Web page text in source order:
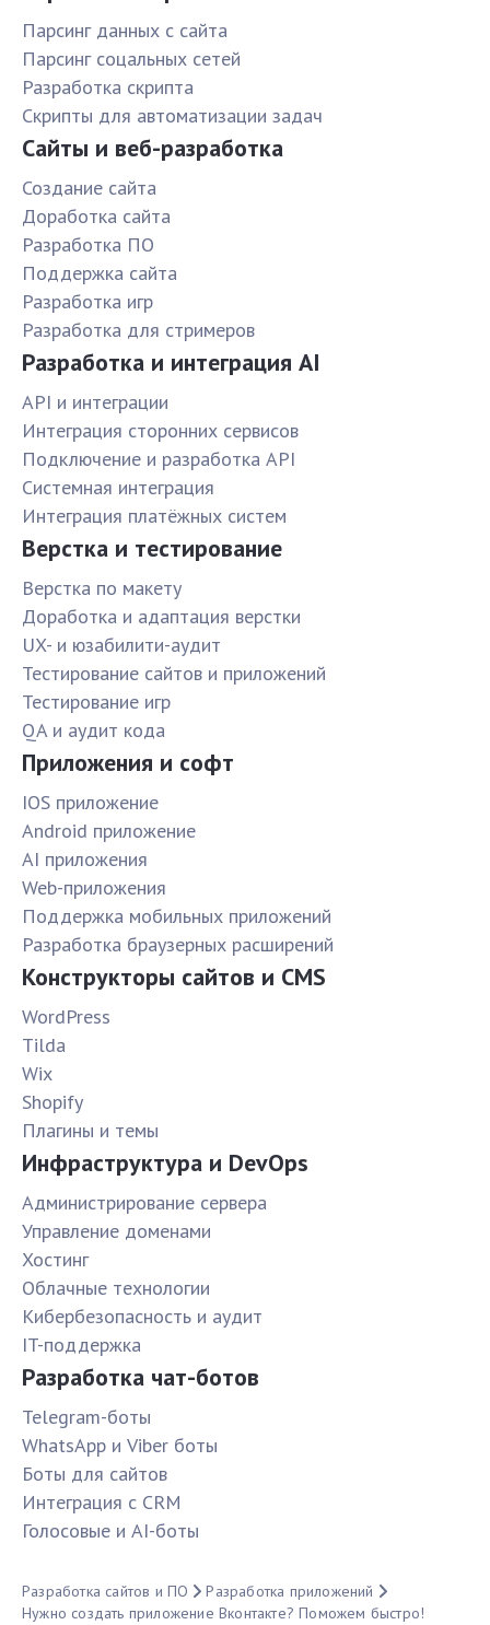
Парсинг данных с сайта
Парсинг соцальных сетей
Разработка скрипта
Скрипты для автоматизации задач
Сайты и веб-разработка
Создание сайта
Доработка сайта
Разработка ПО
Поддержка сайта
Разработка игр
Разработка для стримеров
Разработка и интеграция AI
API и интеграции
Интеграция сторонних сервисов
Подключение и разработка API
Системная интеграция
Интеграция платёжных систем
Верстка и тестирование
Верстка по макету
Доработка и адаптация верстки
UX- и юзабилити-аудит
Тестирование сайтов и приложений
Тестирование игр
QA и аудит кода
Приложения и софт
IOS приложение
Android приложение
AI приложения
Web-приложения
Поддержка мобильных приложений
Разработка браузерных расширений
Конструкторы сайтов и CMS
WordPress
Tilda
Wix
Shopify
Плагины и темы
Инфраструктура и DevOps
Администрирование сервера
Управление доменами
Хостинг
Облачные технологии
Кибербезопасность и аудит
IT-поддержка
Разработка чат-ботов
Telegram-боты
WhatsApp и Viber боты
Боты для сайтов
Интеграция с CRM
Голосовые и AI-боты
Разработка сайтов и ПО
Разработка приложений
Нужно создать приложение Вконтакте? Поможем быстро!